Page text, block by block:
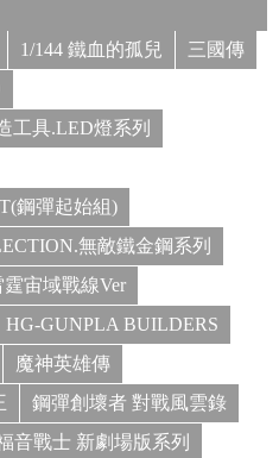
1/144 鐵血的孤兒
三國傳
工具.LED燈系列
鋼彈起始組)
無敵鐵金鋼系列
宙域戰線Ver
HG-GUNPLA BUILDERS
魔神英雄傳
鋼彈創壞者 對戰風雲錄
音戰士 新劇場版系列